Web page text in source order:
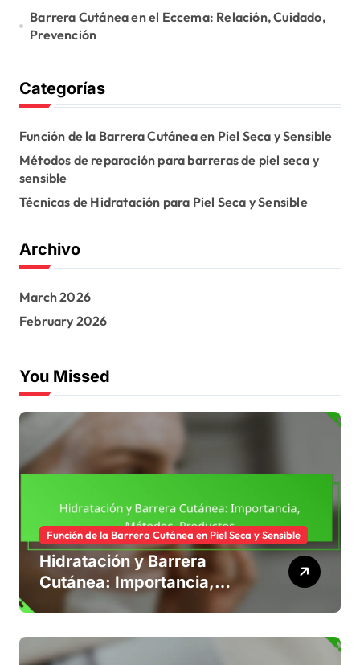
Barrera Cutánea en el Eccema: Relación, Cuidado,
Prevención
Categorías
Función de la Barrera Cutánea en Piel Seca y Sensible
Métodos de reparación para barreras de piel seca y
sensible
Técnicas de Hidratación para Piel Seca y Sensible
Archivo
March 2026
February 2026
You Missed
Función de la Barrera Cutánea en Piel Seca y Sensible
Hidratación y Barrera
Cutánea: Importancia,
Métodos, Productos